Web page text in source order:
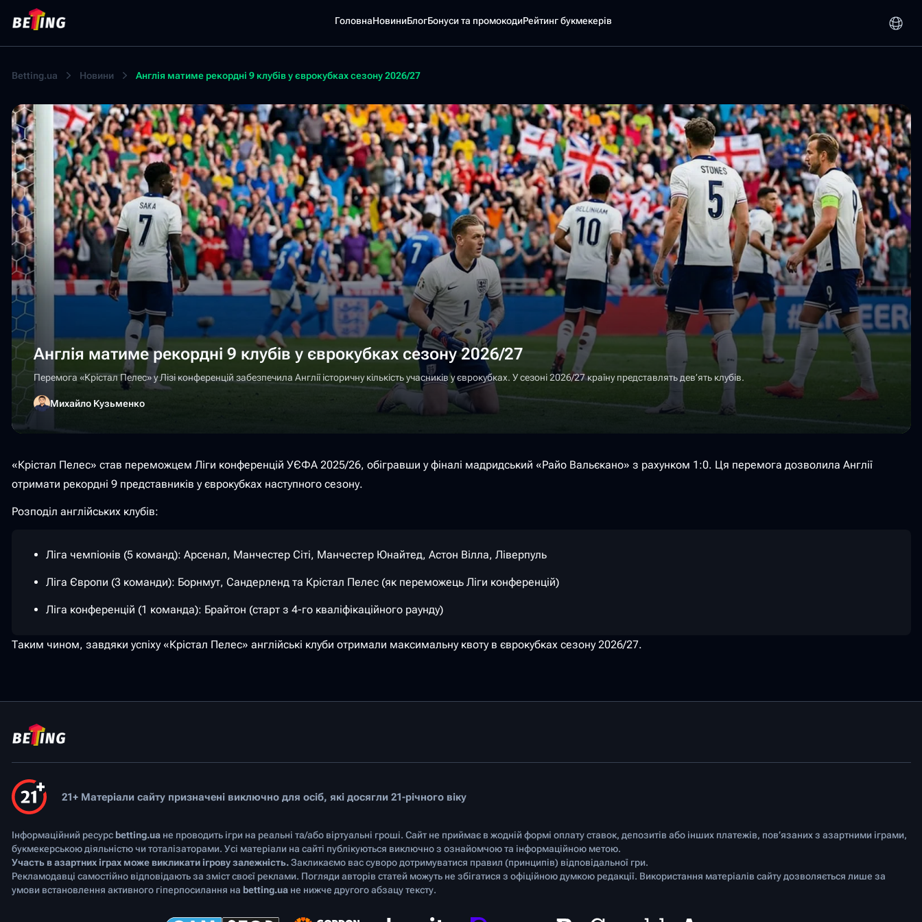
ГоловнаНовиниБлогБонуси та промокодиPейтинг букмекерів
Betting.ua Новини Англія матиме рекордні 9 клубів у єврокубках сезону 2026/27
Англія матиме рекордні 9 клубів у єврокубках сезону 2026/27
Перемога «Крістал Пелес» у Лізі конференцій забезпечила Англії історичну кількість учасників у єврокубках. У сезоні 2026/27 країну представлять дев’ять клубів.
Михайло Кузьменко
«Крістал Пелес» став переможцем Ліги конференцій УЄФА 2025/26, обігравши у фіналі мадридський «Райо Вальєкано» з рахунком 1:0. Ця перемога дозволила Англії
отримати рекордні 9 представників у єврокубках наступного сезону.
Розподіл англійських клубів:
Ліга чемпіонів (5 команд): Арсенал, Манчестер Сіті, Манчестер Юнайтед, Астон Вілла, Ліверпуль
Ліга Європи (3 команди): Борнмут, Сандерленд та Крістал Пелес (як переможець Ліги конференцій)
Ліга конференцій (1 команда): Брайтон (старт з 4-го кваліфікаційного раунду)
Таким чином, завдяки успіху «Крістал Пелес» англійські клуби отримали максимальну квоту в єврокубках сезону 2026/27.
21+ Матеріали сайту призначені виключно для осіб, які досягли 21-річного віку
Інформаційний ресурс betting.uaне проводить ігри на реальні та/або віртуальні гроші. Сайт не приймає в жодній формі оплату ставок, депозитів або інших платежів, пов’язаних з азартними іграми,
букмекерською діяльністю чи тоталізаторами. Усі матеріали на сайті публікуються виключно з ознайомчою та інформаційною метою.
Участь в азартних іграх може викликати ігрову залежність.Закликаємо вас суворо дотримуватися правил (принципів) відповідальної гри.
Рекламодавці самостійно відповідають за зміст своєї реклами. Погляди авторів статей можуть не збігатися з офіційною думкою редакції. Використання матеріалів сайту дозволяється лише за
умови встановлення активного гіперпосилання на betting.uaне нижче другого абзацу тексту.